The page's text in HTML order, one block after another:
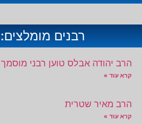
רבנים מומלצים:
הרב יהודה אבלס טוען רבני מוסמך
קרא עוד »
הרב מאיר שטרית
קרא עוד »